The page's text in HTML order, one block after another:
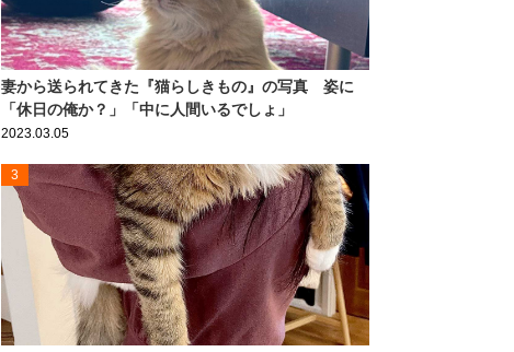
妻から送られてきた『猫らしきもの』の写真 姿に
「休日の俺か？」「中に人間いるでしょ」
2023.03.05
3